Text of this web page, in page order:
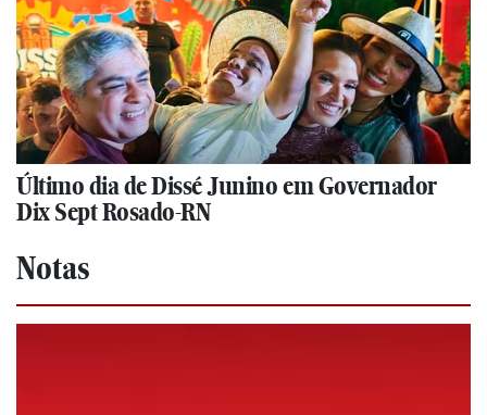
Último dia de Dissé Junino em Governador
Dix Sept Rosado-RN
Notas